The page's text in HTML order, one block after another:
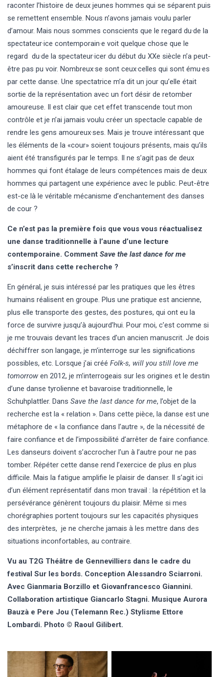
raconter l’histoire de deux jeunes hommes qui se séparent puis
se remettent ensemble. Nous n’avons jamais voulu parler
d’amour. Mais nous sommes conscients que le regard du·de la
spectateur·ice contemporain·e voit quelque chose que le
regard du·de la spectateur·icer du début du XXe siècle n’a peut-
être pas pu voir. Nombreux·se sont ceux·celles qui sont ému·es
par cette danse. Une spectatrice m’a dit un jour qu’elle était
sortie de la représentation avec un fort désir de retomber
amoureuse. Il est clair que cet effet transcende tout mon
contrôle et je n’ai jamais voulu créer un spectacle capable de
rendre les gens amoureux·ses. Mais je trouve intéressant que
les éléments de la «cour» soient toujours présents, mais qu’ils
aient été transfigurés par le temps. Il ne s’agit pas de deux
hommes qui font étalage de leurs compétences mais de deux
hommes qui partagent une expérience avec le public. Peut-être
est-ce là le véritable mécanisme d’enchantement des danses
de cour ?
Ce n’est pas la première fois que vous vous réactualisez
une danse traditionnelle à l’aune d’une lecture
contemporaine. Comment Save the last dance for me
s’inscrit dans cette recherche ?
En général, je suis intéressé par les pratiques que les êtres
humains réalisent en groupe. Plus une pratique est ancienne,
plus elle transporte des gestes, des postures, qui ont eu la
force de survivre jusqu’à aujourd’hui. Pour moi, c’est comme si
je me trouvais devant les traces d’un ancien manuscrit. Je dois
déchiffrer son langage, je m’interroge sur les significations
possibles, etc. Lorsque j’ai créé Folk-s, will you still love me
tomorrow en 2012, je m’interrogeais sur les origines et le destin
d’une danse tyrolienne et bavaroise traditionnelle, le
Schuhplattler. Dans Save the last dance for me, l’objet de la
recherche est la « relation ». Dans cette pièce, la danse est une
métaphore de « la confiance dans l’autre », de la nécessité de
faire confiance et de l’impossibilité d’arrêter de faire confiance.
Les danseurs doivent s’accrocher l’un à l’autre pour ne pas
tomber. Répéter cette danse rend l’exercice de plus en plus
difficile. Mais la fatigue amplifie le plaisir de danser. Il s’agit ici
d’un élément représentatif dans mon travail : la répétition et la
persévérance génèrent toujours du plaisir. Même si mes
chorégraphies portent toujours sur les capacités physiques
des interprètes, je ne cherche jamais à les mettre dans des
situations inconfortables, au contraire.
Vu au T2G Théâtre de Gennevilliers dans le cadre du
festival Sur les bords. Conception Alessandro Sciarroni.
Avec Gianmaria Borzillo et Giovanfrancesco Giannini.
Collaboration artistique Giancarlo Stagni. Musique Aurora
Bauzà e Pere Jou (Telemann Rec.) Stylisme Ettore
Lombardi. Photo © Raoul Gilibert.